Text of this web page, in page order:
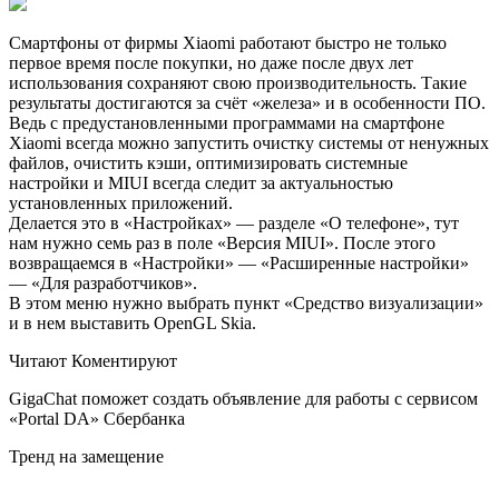
Смартфоны от фирмы Xiaomi работают быстро не только
первое время после покупки, но даже после двух лет
использования сохраняют свою производительность. Такие
результаты достигаются за счёт «железа» и в особенности ПО.
Ведь с предустановленными программами на смартфоне
Xiaomi всегда можно запустить очистку системы от ненужных
файлов, очистить кэши, оптимизировать системные
настройки и MIUI всегда следит за актуальностью
установленных приложений.
Делается это в «Настройках» — разделе «О телефоне», тут
нам нужно семь раз в поле «Версия MIUI». После этого
возвращаемся в «Настройки» — «Расширенные настройки»
— «Для разработчиков».
В этом меню нужно выбрать пункт «Средство визуализации»
и в нем выставить OpenGL Skia.
Читают Коментируют
GigaChat поможет создать объявление для работы с сервисом
«Portal DA» Сбербанка
Тренд на замещение